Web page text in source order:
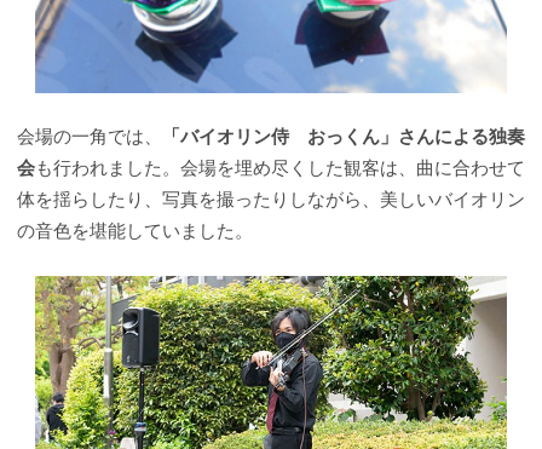
会場の一角では、
「バイオリン侍 おっくん」さんによる独奏
会も行われました。会場を埋め尽くした観客は、曲に合わせて
体を揺らしたり、写真を撮ったりしながら、美しいバイオリン
の音色を堪能していました。